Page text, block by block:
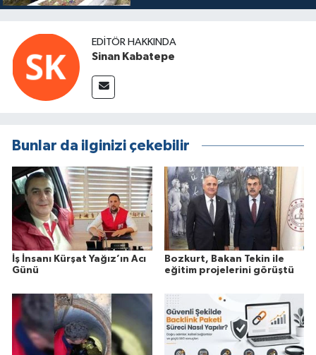
EDITÖR HAKKINDA
Sinan Kabatepe
Bunlar da ilginizi çekebilir
İş İnsanı Kürşat Yağız’ın Acı
Günü
Bozkurt, Bakan Tekin ile
eğitim projelerini görüştü